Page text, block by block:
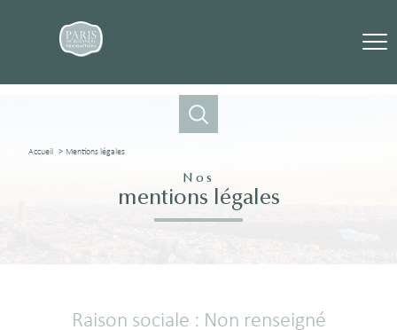
Accueil Mentions légales
Nos
mentions légales
Raison sociale : Non renseigné